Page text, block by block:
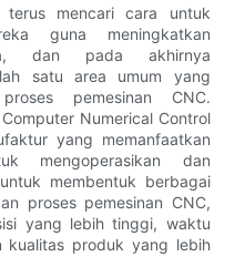
mencari cara untuk
guna meningkatkan
dan pada akhirnya
satu area umum yang
pemesinan CNC.
Numerical Control
yang memanfaatkan
mengoperasikan dan
membentuk berbagai
proses pemesinan CNC,
yang lebih tinggi, waktu
produk yang lebih